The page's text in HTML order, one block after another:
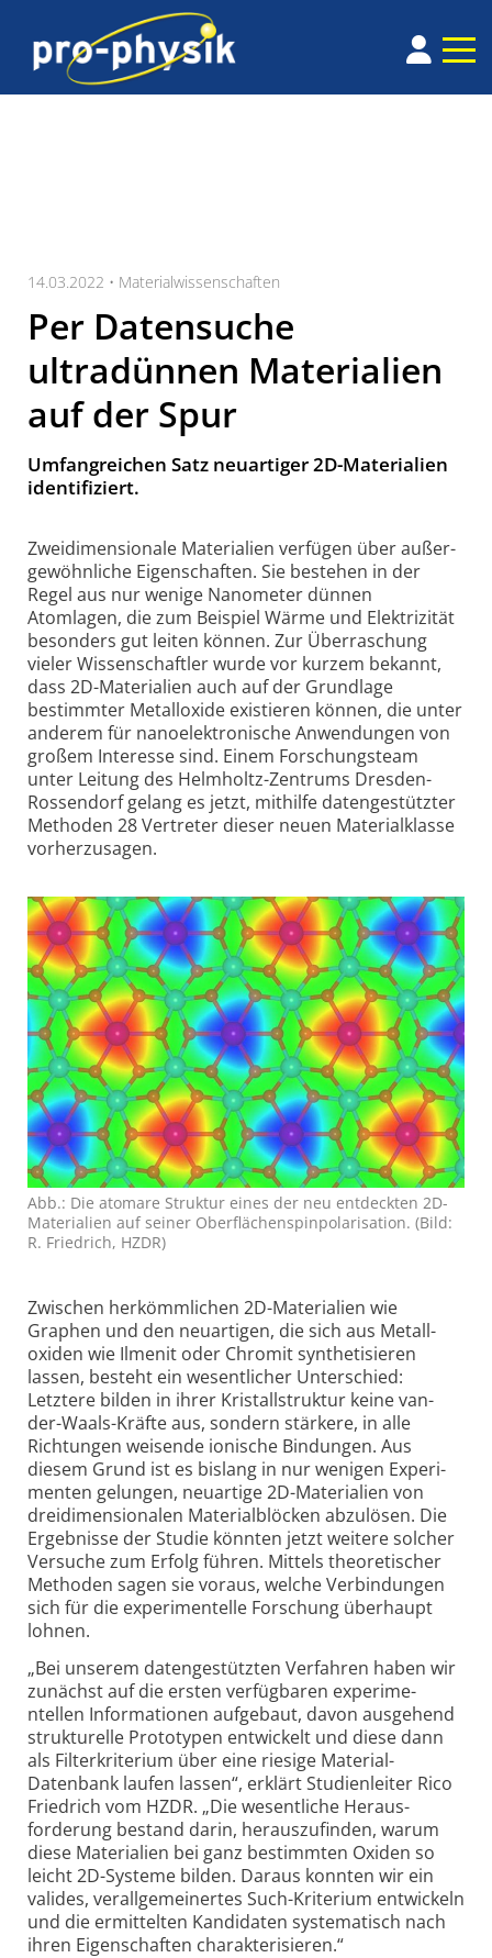
14.03.2022 • Materialwissenschaften
Per Datensuche
ultradünnen Materialien
auf der Spur
Umfangreichen Satz neuartiger 2D-Materialien
identifiziert.
Zweidimensionale Materialien verfügen über außer­
gewöhn­liche Eigen­schaften. Sie bestehen in der
Regel aus nur wenige Nanometer dünnen
Atomlagen, die zum Beispiel Wärme und Elektrizität
besonders gut leiten können. Zur Überraschung
vieler Wissen­schaftler wurde vor kurzem bekannt,
dass 2D-Materialien auch auf der Grundlage
bestimmter Metall­oxide existieren können, die unter
anderem für nano­elek­tro­nische Anwendungen von
großem Interesse sind. Einem Forschungs­team
unter Leitung des Helmholtz-Zentrums Dresden-
Rossen­dorf gelang es jetzt, mithilfe daten­ge­stützter
Methoden 28 Vertreter dieser neuen Material­klasse
vorher­zusagen.
Abb.: Die atomare Struktur eines der neu entdeckten 2D-
Mate­ri­a­lien auf seiner Ober­flächen­spin­pola­ri­sa­tion. (Bild:
R. Fried­rich, HZDR)
Zwischen herkömmlichen 2D-Materialien wie
Graphen und den neuartigen, die sich aus Metall­
oxiden wie Ilmenit oder Chromit synthe­ti­sieren
lassen, besteht ein wesent­licher Unter­schied:
Letztere bilden in ihrer Kristall­struktur keine van-
der-Waals-Kräfte aus, sondern stärkere, in alle
Richtungen weisende ionische Bindungen. Aus
diesem Grund ist es bislang in nur wenigen Experi­
menten gelungen, neuartige 2D-Materialien von
drei­dimen­sio­nalen Material­blöcken abzulösen. Die
Ergebnisse der Studie könnten jetzt weitere solcher
Versuche zum Erfolg führen. Mittels theoretischer
Methoden sagen sie voraus, welche Verbindungen
sich für die experi­men­telle Forschung überhaupt
lohnen.
„Bei unserem daten­ge­stützten Verfahren haben wir
zunächst auf die ersten verfügbaren experi­me­
ntellen Informationen aufgebaut, davon ausgehend
strukturelle Prototypen entwickelt und diese dann
als Filter­kriterium über eine riesige Material-
Datenbank laufen lassen“, erklärt Studien­leiter Rico
Friedrich vom HZDR. „Die wesentliche Heraus­
forderung bestand darin, heraus­zu­finden, warum
diese Materialien bei ganz bestimmten Oxiden so
leicht 2D-Systeme bilden. Daraus konnten wir ein
valides, verall­ge­meinertes Such-Kriterium entwickeln
und die ermittelten Kandidaten systematisch nach
ihren Eigen­schaften charak­te­ri­sieren.“